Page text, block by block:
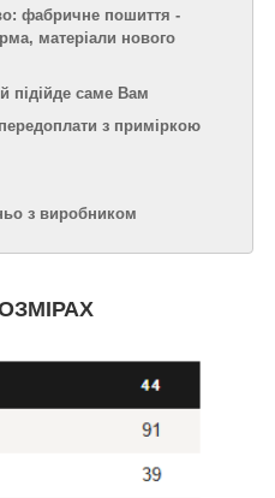
фабричне пошиття -
матеріали нового
підійде саме Вам
з приміркою
з виробником